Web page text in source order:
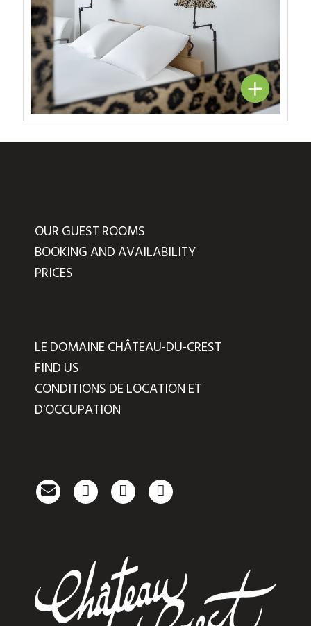
OUR GUEST ROOMS
BOOKING AND AVAILABILITY
PRICES
LE DOMAINE CHÂTEAU-DU-CREST
FIND US
CONDITIONS DE LOCATION ET
D'OCCUPATION